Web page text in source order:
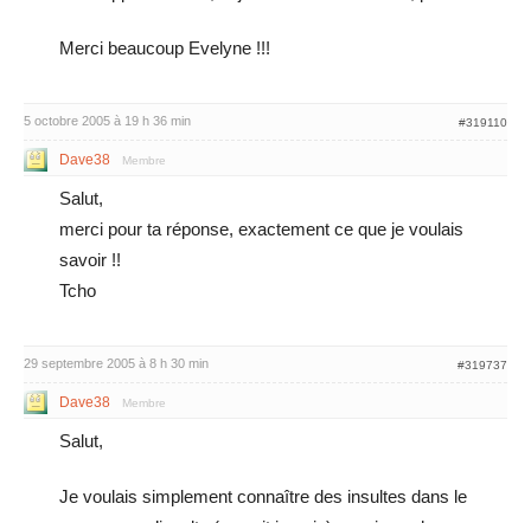
Merci beaucoup Evelyne !!!
5 octobre 2005 à 19 h 36 min #319110
Dave38 Membre
Salut,
merci pour ta réponse, exactement ce que je voulais
savoir !!
Tcho
29 septembre 2005 à 8 h 30 min #319737
Dave38 Membre
Salut,
Je voulais simplement connaître des insultes dans le